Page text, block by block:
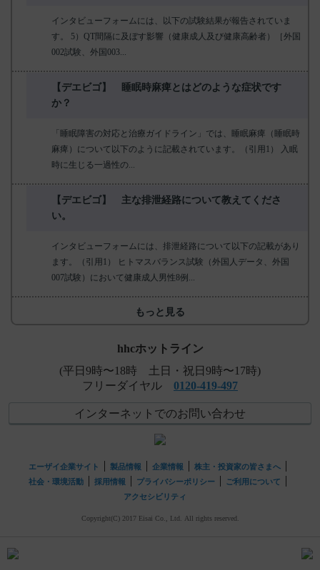
インタビューフォームには、以下の試験結果が報告されていま
す。 5）QT間隔に及ぼす影響（健康成人及び健康高齢者）［外国
002試験、外国003...
【デエビゴ】 睡眠時麻痺とはどのような症状です
か？
「睡眠障害の対応と治療ガイドライン」では、睡眠麻痺（睡眠時
麻痺）について以下のように記載されています。（引用1） 入眠
時に生じる一過性の...
【デエビゴ】 主な排泄経路について教えてくださ
い。
インタビューフォームには、排泄経路について以下の記載があり
ます。（引用1） ヒトマスバランス試験（外国人データ、外国
007試験）において健康成人男性8例...
もっと見る
hhcホットライン
(平日9時〜18時 土日・祝日9時〜17時)
フリーダイヤル 0120-419-497
インターネットでのお問い合わせ
エーザイ企業サイト 製品情報 企業情報
株主・投資家の皆さまへ
社会・環境活動
採用情報 プライバシーポリシー
ご利用について
アクセシビリティ
Copyright(C) 2017 Eisai Co., Ltd. All rights reserved.